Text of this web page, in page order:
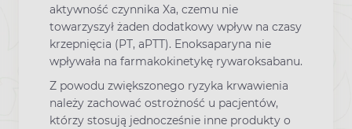
aktywność czynnika Xa, czemu nie
towarzyszył żaden dodatkowy wpływ na czasy
krzepnięcia (PT, aPTT). Enoksaparyna nie
wpływała na farmakokinetykę rywaroksabanu.
Z powodu zwiększonego ryzyka krwawienia
należy zachować ostrożność u pacjentów,
którzy stosują jednocześnie inne produkty o